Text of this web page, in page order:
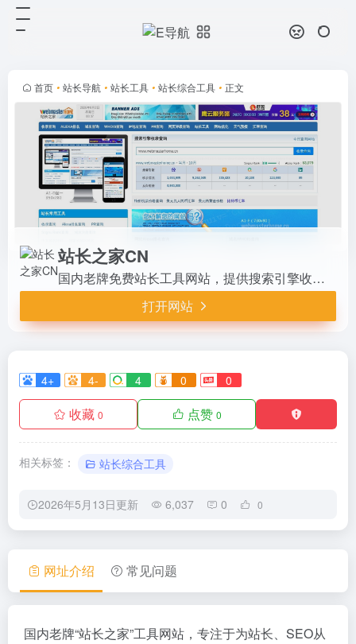
首页 • 站长导航 • 站长工具 • 站长综合工具 • 正文
站长之家CN
国内老牌免费站长工具网站，提供搜索引擎收录查询、Alexa排名、域名WHOIS、IP地址查询、PR查询等核心功能，还有汇率换算、编码转换、网页源代码查看等实用工具。界面简洁易用，适合站长和SEO从业者日常查询与优化，是中文站长常用的经典工具平台。
打开网站
4+ 4- 4 0 0
收藏 0 点赞 0
相关标签： 站长综合工具
2026年5月13日更新 6,037 0 0
WHOIS、IP地址查询、PR查询等核
心功能，还有汇率换算、编码转换、
网页源代码查看等实用工...
网址介绍 常见问题
国内老牌“站长之家”工具网站，专注于为站长、SEO从